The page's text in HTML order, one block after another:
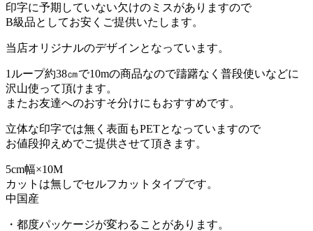
印字に予期していない欠けのミスがありますので
B級品としてお安くご提供いたします。
当店オリジナルのデザインとなっています。
1ループ約38㎝で10mの商品なので躊躇なく普段使いなどに
沢山使って頂けます。
またお友達へのおすそ分けにもおすすめです。
立体な印字では無く表面もPETとなっていますので
お値段抑えめでご提供させて頂きます。
5cm幅×10M
カットは無しでセルフカットタイプです。
中国産
・都度パッケージが変わることがあります。